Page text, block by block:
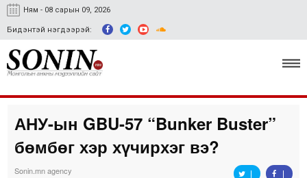
Ням - 08 сарын 09, 2026
Бидэнтэй нэгдээрэй:
Улс төр, эдийн засаг
Гэмт хэрэг
АНУ-ын GBU-57 “Bunker Buster”
бөмбөг хэр хүчирхэг вэ?
Sonin.mn agency